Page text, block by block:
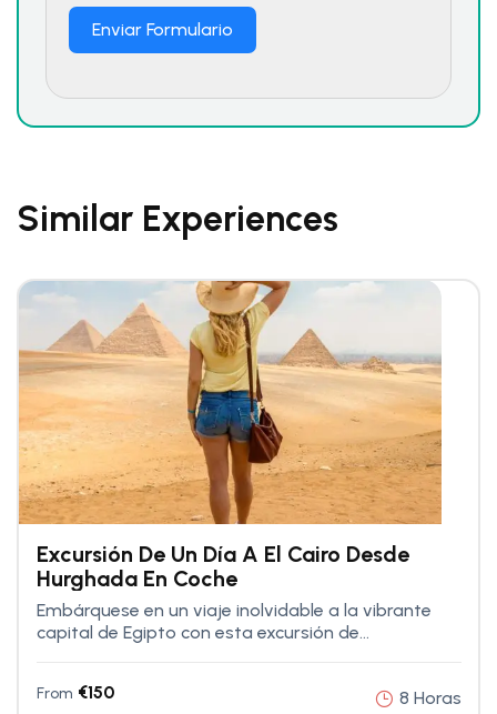
Enviar Formulario
Similar Experiences
Excursión De Un Día A El Cairo Desde
Hurghada En Coche
Embárquese en un viaje inolvidable a la vibrante
capital de Egipto con esta excursión de...
From €150 8 Horas